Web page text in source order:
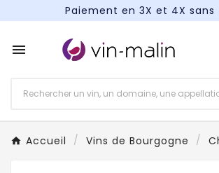
Paiement en 3X et 4X sans
Paiement en 3X et 4X sans

Accueil Vins de Bourgogne